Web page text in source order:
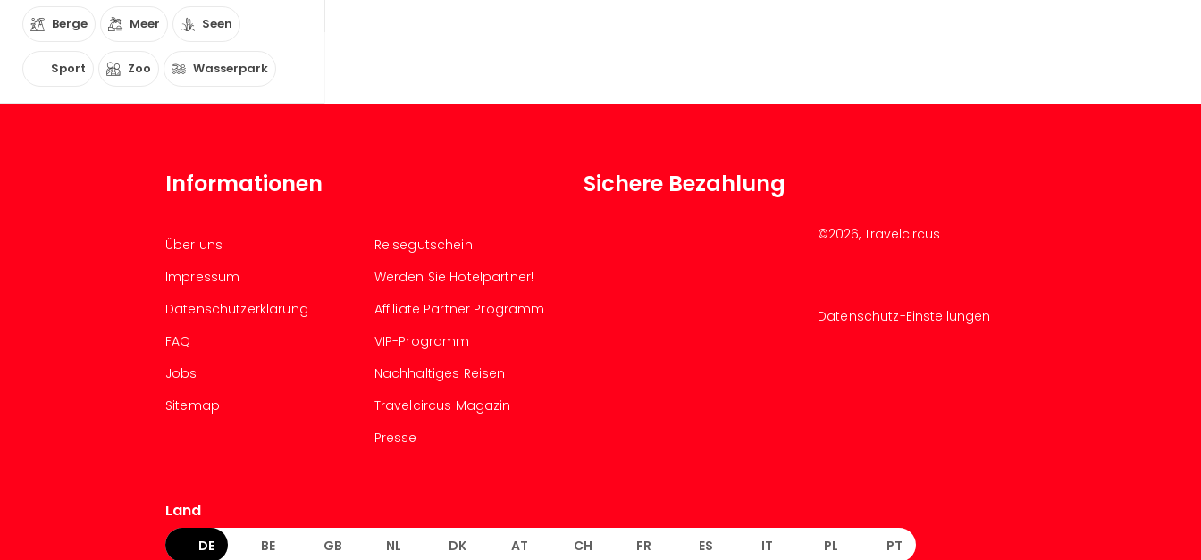
Berge Meer Seen
Sport Zoo Wasserpark
Informationen
Über uns
Impressum
Datenschutzerklärung
FAQ
Jobs
Sitemap
Reisegutschein
Werden Sie Hotelpartner!
Affiliate Partner Programm
VIP-Programm
Nachhaltiges Reisen
Travelcircus Magazin
Presse
Sichere Bezahlung
©2026, Travelcircus
Datenschutz-Einstellungen
Land
DE BE GB NL DK AT CH FR ES IT PL PT